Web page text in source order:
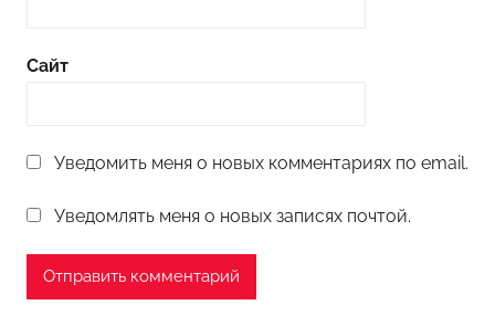
Сайт
Уведомить меня о новых комментариях по email.
Уведомлять меня о новых записях почтой.